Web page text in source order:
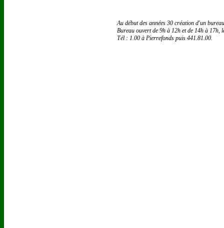
Au début des années 30 création d'un
Bureau ouvert de 9h à 12h et de 14h à 17h,
Tél : 1.00 à Pierrefonds puis 441.81.00.